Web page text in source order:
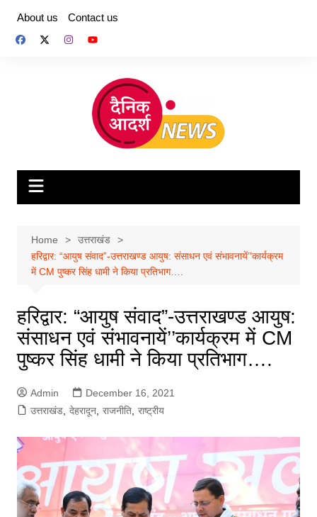
content
About us Contact us
Home
उत्तराखंड
हरिद्वार: “आयुष संवाद”-उत्तराखण्ड आयुष: संसाधन एवं संभावनायें’’कार्यक्रम
में CM पुष्कर सिंह धामी ने किया प्रतिभाग….
हरिद्वार: “आयुष संवाद”-उत्तराखण्ड आयुष:
संसाधन एवं संभावनायें’’कार्यक्रम में CM
पुष्कर सिंह धामी ने किया प्रतिभाग….
Admin
December 16, 2021
उत्तराखंड, देहरादून, राजनीति, राष्ट्रीय